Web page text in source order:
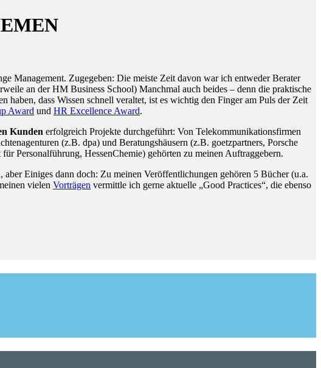
Management. Zugegeben: Die meiste Zeit davon war ich entweder Berater
an der HM Business School) Manchmal auch beides – denn die praktische
dass Wissen schnell veraltet, ist es wichtig den Finger am Puls der Zeit
Award und HR Excellence Award.
Kunden erfolgreich Projekte durchgeführt: Von Telekommunikationsfirmen
(z.B. dpa) und Beratungshäusern (z.B. goetzpartners, Porsche
Personalführung, HessenChemie) gehörten zu meinen Auftraggebern.
Einiges dann doch: Zu meinen Veröffentlichungen gehören 5 Bücher (u.a.
vielen Vorträgen vermittle ich gerne aktuelle „Good Practices“, die ebenso